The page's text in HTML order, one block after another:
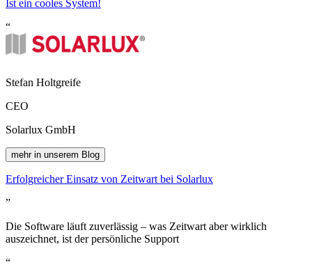
Ist ein cooles System!
“
Stefan Holtgreife
CEO
Solarlux GmbH
mehr in unserem Blog
Erfolgreicher Einsatz von Zeitwart bei Solarlux
”
Die Software läuft zuverlässig – was Zeitwart aber wirklich
auszeichnet, ist der persönliche Support
“